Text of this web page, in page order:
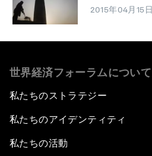
2015年04月15日
世界経済フォーラムについて
私たちのストラテジー
私たちのアイデンティティ
私たちの活動